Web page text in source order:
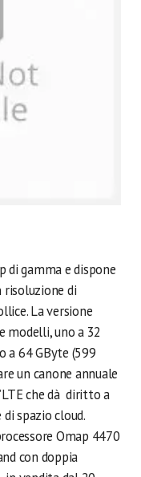
di gamma e dispone
risoluzione di
La versione
modelli, uno a 32
a 64 GByte (599
un canone annuale
che dà diritto a
spazio cloud.
Omap 4470
con doppia